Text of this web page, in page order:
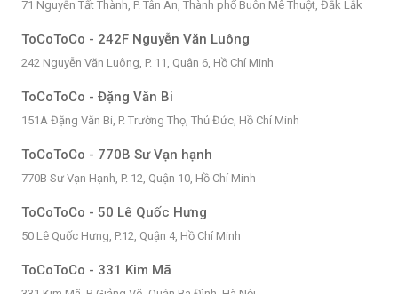
71 Nguyễn Tất Thành, P. Tân An, Thành phố Buôn Mê Thuột, Đắk Lắk
ToCoToCo - 242F Nguyễn Văn Luông
242 Nguyễn Văn Luông, P. 11, Quận 6, Hồ Chí Minh
ToCoToCo - Đặng Văn Bi
151A Đặng Văn Bi, P. Trường Thọ, Thủ Đức, Hồ Chí Minh
ToCoToCo - 770B Sư Vạn hạnh
770B Sư Vạn Hạnh, P. 12, Quận 10, Hồ Chí Minh
ToCoToCo - 50 Lê Quốc Hưng
50 Lê Quốc Hưng, P.12, Quận 4, Hồ Chí Minh
ToCoToCo - 331 Kim Mã